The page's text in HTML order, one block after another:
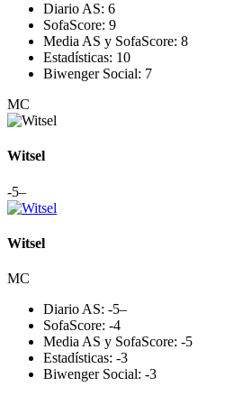
Diario AS: 6
SofaScore: 9
Media AS y SofaScore: 8
Estadísticas: 10
Biwenger Social: 7
MC
Witsel
-5–
Witsel
MC
Diario AS: -5–
SofaScore: -4
Media AS y SofaScore: -5
Estadísticas: -3
Biwenger Social: -3